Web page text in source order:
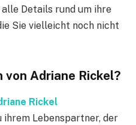
Details rund um ihre
Sie vielleicht noch nicht
von Adriane Rickel?
Rickel
ihrem Lebenspartner, der